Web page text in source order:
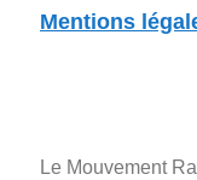
Mentions
Le Mouvement